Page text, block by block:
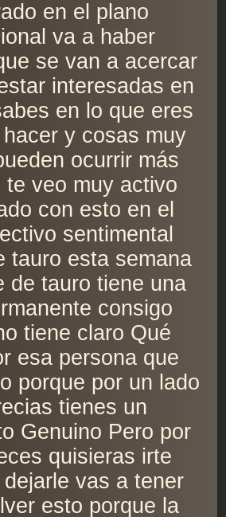
en el plano
va a haber
se van a acercar
interesadas en
en lo que eres
y cosas muy
ocurrir más
te veo muy activo
con esto en el
sentimental
tauro esta semana
de tauro tiene una
consigo
tiene claro Qué
esa persona que
porque por un lado
tienes un
Genuino Pero por
quisieras irte
vas a tener
esto porque la